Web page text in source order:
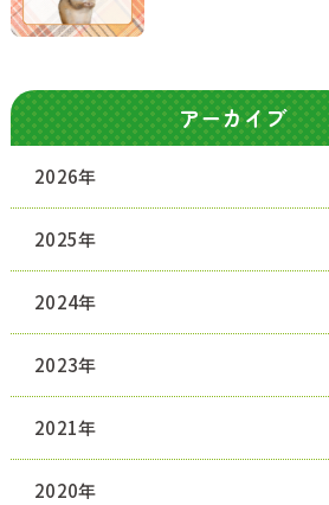
アーカイブ
2026年
2025年
2024年
2023年
2021年
2020年